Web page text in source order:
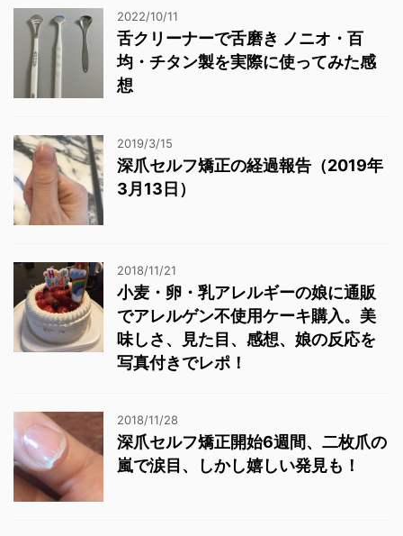
2022/10/11
舌クリーナーで舌磨き ノニオ・百
均・チタン製を実際に使ってみた感
想
2019/3/15
深爪セルフ矯正の経過報告（2019年
3月13日）
2018/11/21
小麦・卵・乳アレルギーの娘に通販
でアレルゲン不使用ケーキ購入。美
味しさ、見た目、感想、娘の反応を
写真付きでレポ！
2018/11/28
深爪セルフ矯正開始6週間、二枚爪の
嵐で涙目、しかし嬉しい発見も！